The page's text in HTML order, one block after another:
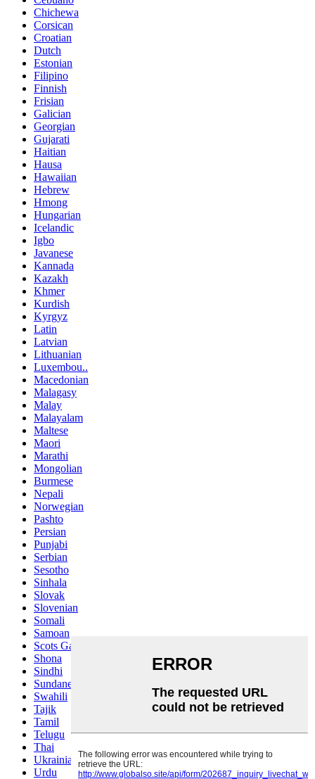
Chichewa
Corsican
Croatian
Dutch
Estonian
Filipino
Finnish
Frisian
Galician
Georgian
Gujarati
Haitian
Hausa
Hawaiian
Hebrew
Hmong
Hungarian
Icelandic
Igbo
Javanese
Kannada
Kazakh
Khmer
Kurdish
Kyrgyz
Latin
Latvian
Lithuanian
Luxembou..
Macedonian
Malagasy
Malay
Malayalam
Maltese
Maori
Marathi
Mongolian
Burmese
Nepali
Norwegian
Pashto
Persian
Punjabi
Serbian
Sesotho
Sinhala
Slovak
Slovenian
Somali
Samoan
Scots Gaelic
Shona
Sindhi
Sundanese
Swahili
Tajik
Tamil
Telugu
Thai
Ukrainian
Urdu